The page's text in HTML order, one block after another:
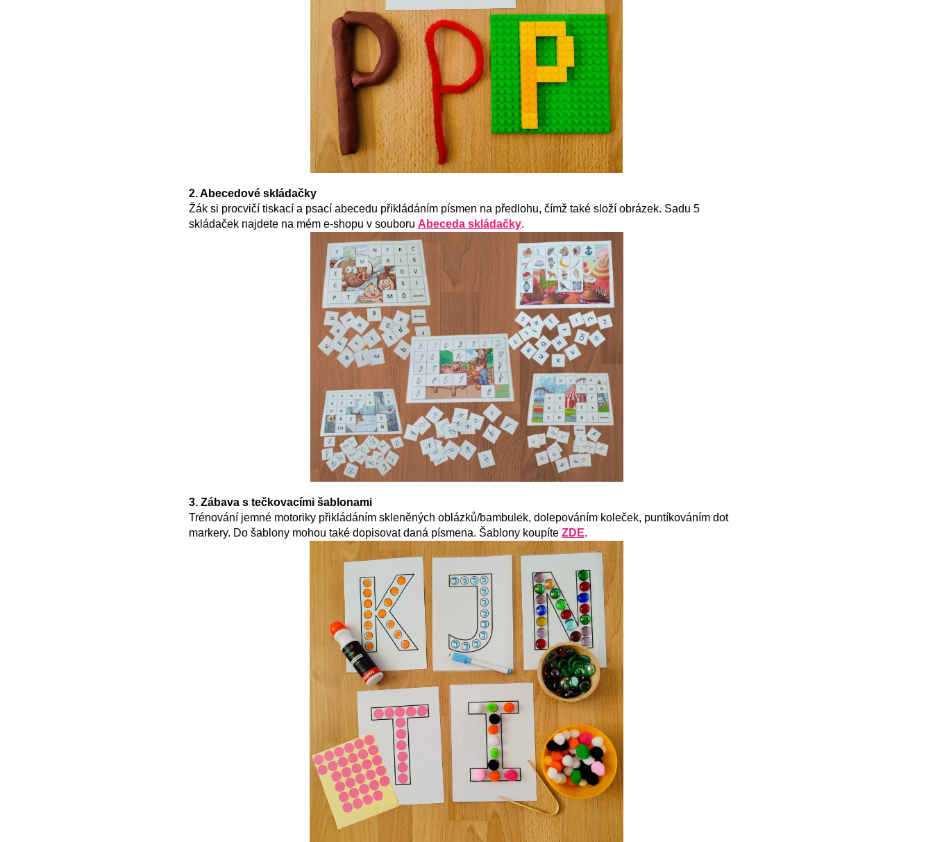
2. Abecedové skládačky
Žák si procvičí tiskací a psací abecedu přikládáním písmen na předlohu, čímž také složí obrázek. Sadu 5
skládaček najdete na mém e-shopu v souboru Abeceda skládačky.
3. Zábava s tečkovacími šablonami
Trénování jemné motoriky přikládáním skleněných oblázků/bambulek, dolepováním koleček, puntíkováním dot
markery. Do šablony mohou také dopisovat daná písmena. Šablony koupíte ZDE.